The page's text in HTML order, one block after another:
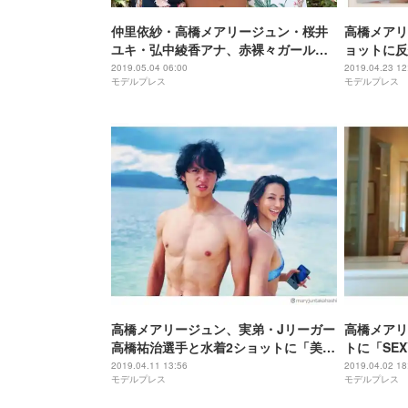
仲里依紗・高橋メアリージュン・桜井
ユキ・弘中綾香アナ、赤裸々ガールズ
トークで盛り上がる＜東京独身男子＞
2019.05.04 06:00
モデルプレス
高橋メア
ョットに
ビ」の声
2019.04.23
モデルプレス
高橋メアリージュン、実弟・Jリーガー
高橋祐治選手と水着2ショットに「美男
美女」「素敵な姉弟」の声
2019.04.11 13:56
モデルプレス
高橋メア
トに「
た」の声
2019.04.02
モデルプレス